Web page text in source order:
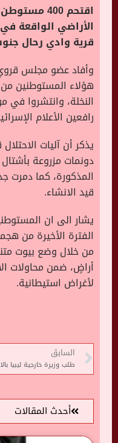
اقتحم 400
الأراضي الواقعة
قرية وادي رحال
وأفاد عضو مجلس
هؤلاء المستوطنين
النخلة، وانتشروا
رافعين الأعلام
دونمات مزروعة
المذكورة، كما دمرت
قيد الانشاء.
يشار الى ان
الفترة الأخيرة من
من خلال وضع بيوت
أراضٍ، ضمن محاولات
لأغراض استيطانية.
السابق
أحدث المقالات